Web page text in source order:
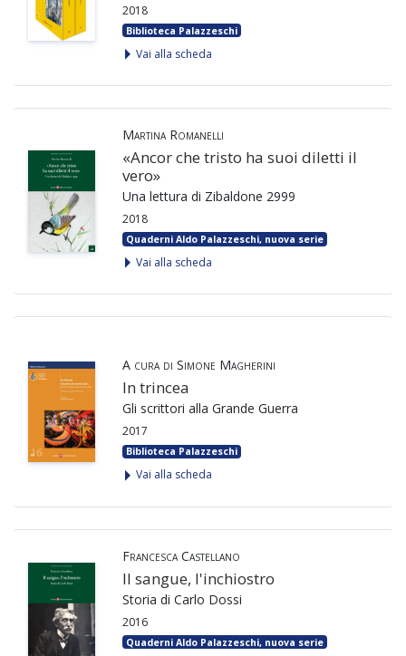
2018
Biblioteca Palazzeschi
Vai alla scheda
Martina Romanelli
«Ancor che tristo ha suoi diletti il
vero»
Una lettura di Zibaldone 2999
2018
Quaderni Aldo Palazzeschi, nuova serie
Vai alla scheda
A cura di Simone Magherini
In trincea
Gli scrittori alla Grande Guerra
2017
Biblioteca Palazzeschi
Vai alla scheda
Francesca Castellano
Il sangue, l'inchiostro
Storia di Carlo Dossi
2016
Quaderni Aldo Palazzeschi, nuova serie